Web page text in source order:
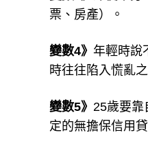
票、房產）。
變數4》 年輕時說
時往往陷入慌亂
變數5》 25歲要靠
定的無擔保信用